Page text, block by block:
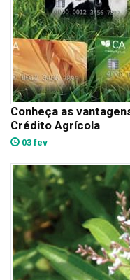
Conheça as
Crédito Agrícola
03 fev